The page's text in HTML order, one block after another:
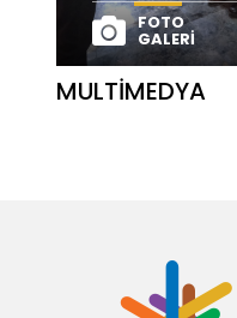
FOTO
GALERI
MULTIMEDYA